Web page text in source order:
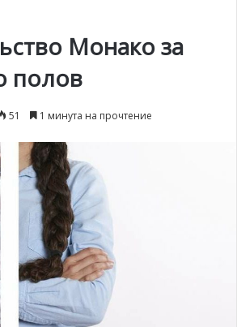
Монако за
полов
51 1 минута на прочтение